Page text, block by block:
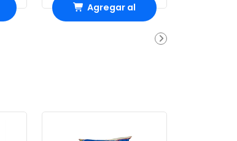
Agregar al